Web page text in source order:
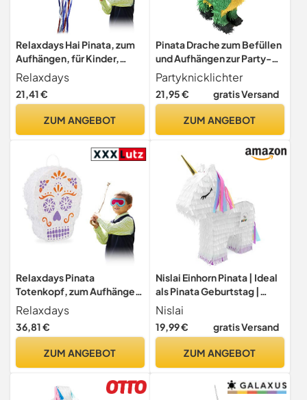
Relaxdays Hai Pinata, zum
Aufhängen, für Kinder,
Mädchen & Jungs,
Geburtstag, zum selbst
Befüllen, Piñata, blau
Relaxdays
21,41 €
ZUM ANGEBOT
Pinata Drache zum Befüllen
und Aufhängen zur Party-
Deko, Geburtstag 52 x 10,5
x 50 cm
Partyknicklichter
21,95 € gratis Versand
ZUM ANGEBOT
Relaxdays Pinata
Totenkopf, zum Aufhängen,
Tag der Toten, Halloween,
Skull, zum selbst Befüllen,
Papier, Piñata, weiß
Relaxdays
36,81 €
ZUM ANGEBOT
Nislai Einhorn Pinata | Ideal
als Pinata Geburtstag |
Pinata Hochzeit |
Geschenkidee | Einhorn
Party Dekoration oder als
cm
Nislai
19,99 € gratis Versand
ZUM ANGEBOT